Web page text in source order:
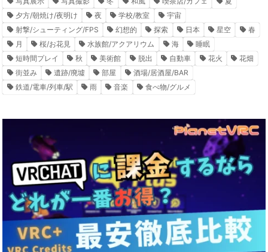
夕方/朝焼け/夜明け
夜 学校/教室
宇宙
射撃/シューティング/FPS
幻想的 探索 日本 星空
春
月
桜/お花見 水族館/アクアリウム 海
睡眠
短時間プレイ
秋 美術館 脱出 自動車 花火
花畑
街並み
遺跡/廃墟 部屋
酒場/居酒屋/BAR
鉄道/電車/列車/駅
雨 音楽 食べ物/グルメ